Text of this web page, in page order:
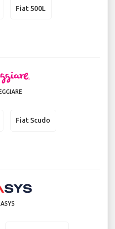
Fiat 500L
Fiat Scudo